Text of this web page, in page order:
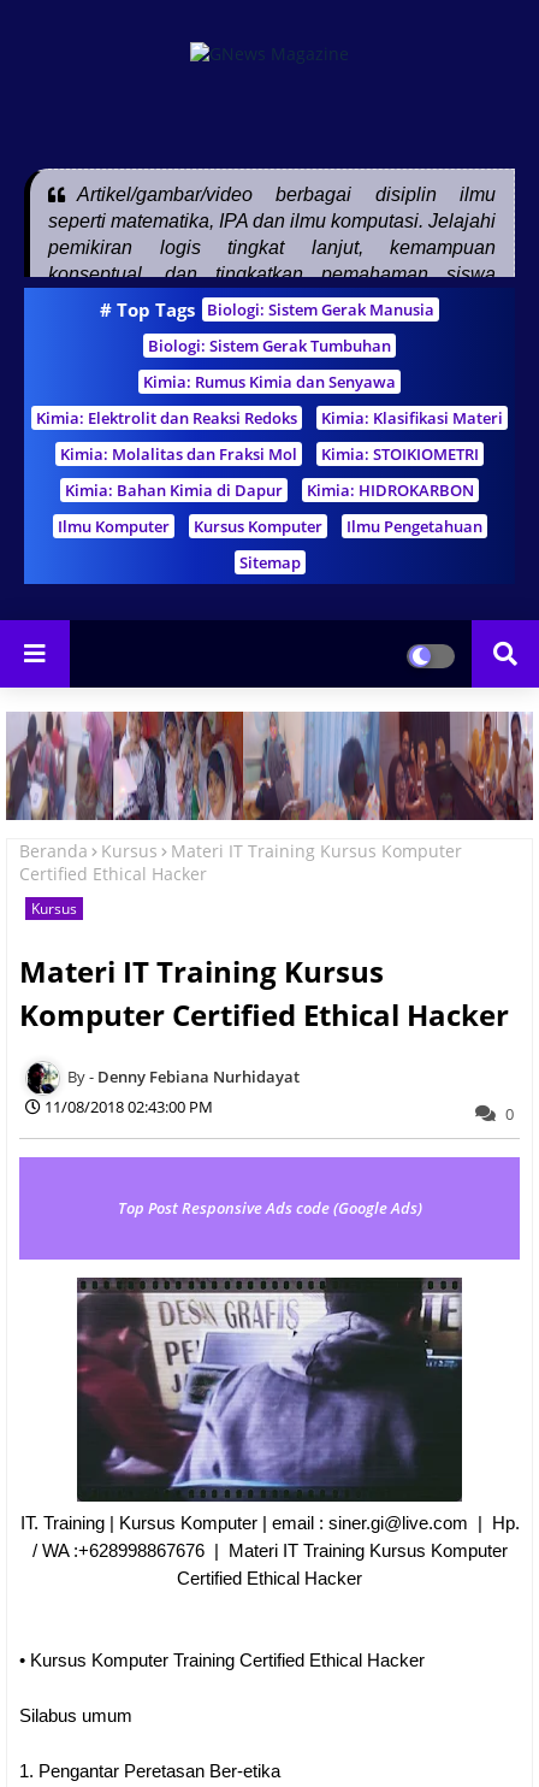
Artikel/gambar/video berbagai disiplin ilmu
seperti matematika, IPA dan ilmu komputasi. Jelajahi
pemikiran logis tingkat lanjut, kemampuan
konseptual, dan tingkatkan pemahaman siswa
pendidikan dasar, menengah, tinggi, guru, dan
pendidikan nonformal
# Top Tags
Biologi: Sistem Gerak Manusia
Biologi: Sistem Gerak Tumbuhan
Kimia: Rumus Kimia dan Senyawa
Kimia: Elektrolit dan Reaksi Redoks
Kimia: Klasifikasi Materi
Kimia: Molalitas dan Fraksi Mol
Kimia: STOIKIOMETRI
Kimia: Bahan Kimia di Dapur
Kimia: HIDROKARBON
Ilmu Komputer
Kursus Komputer
Ilmu Pengetahuan
Sitemap
Beranda Kursus
Materi IT Training Kursus Komputer
Certified Ethical Hacker
Kursus
Materi IT Training Kursus
Komputer Certified Ethical Hacker
Denny Febiana Nurhidayat
11/08/2018 02:43:00 PM
0
Top Post Responsive Ads code (Google Ads)
IT. Training | Kursus Komputer | email : siner.gi@live.com | Hp.
/ WA :+628998867676 | Materi IT Training Kursus Komputer
Certified Ethical Hacker
• Kursus Komputer Training Certified Ethical Hacker
Silabus umum
1. Pengantar Peretasan Ber-etika